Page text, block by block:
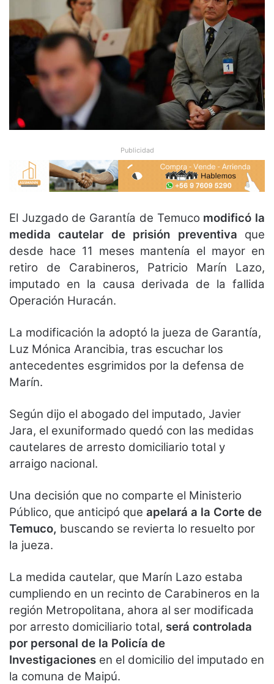
Publicidad
El Juzgado de Garantía de Temuco modificó la
medida cautelar de prisión preventiva que
desde hace 11 meses mantenía el mayor en
retiro de Carabineros, Patricio Marín Lazo,
imputado en la causa derivada de la fallida
Operación Huracán.
La modificación la adoptó la jueza de Garantía,
Luz Mónica Arancibia, tras escuchar los
antecedentes esgrimidos por la defensa de
Marín.
Según dijo el abogado del imputado, Javier
Jara, el exuniformado quedó con las medidas
cautelares de arresto domiciliario total y
arraigo nacional.
Una decisión que no comparte el Ministerio
Público, que anticipó que apelará a la Corte de
Temuco, buscando se revierta lo resuelto por
la jueza.
La medida cautelar, que Marín Lazo estaba
cumpliendo en un recinto de Carabineros en la
región Metropolitana, ahora al ser modificada
por arresto domiciliario total, será controlada
por personal de la Policía de
Investigaciones en el domicilio del imputado en
la comuna de Maipú.